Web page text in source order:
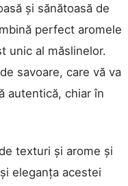
și sănătoasă de
perfect aromele
unic al măslinelor.
savoare, care vă va
autentică, chiar în
texturi și arome și
eleganța acestei